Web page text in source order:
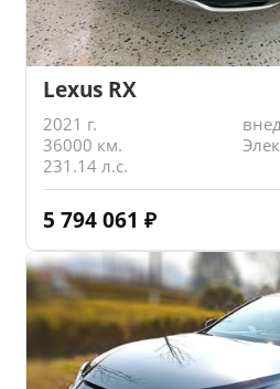
Lexus RX
2021 г.
36000 км.
231.14 л.с.
5 794 061 ₽